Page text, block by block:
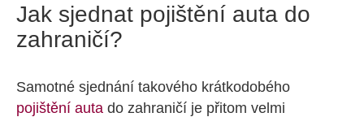
Jak sjednat pojištění auta do
zahraničí?
Samotné sjednání takového krátkodobého
pojištění auta do zahraničí je přitom velmi